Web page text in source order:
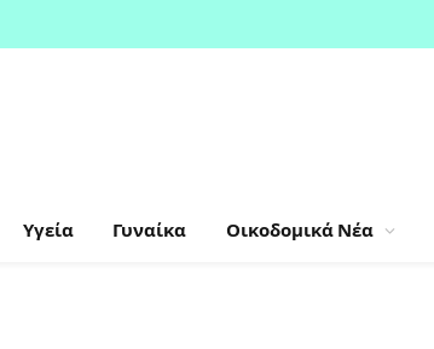
Υγεία Γυναίκα Οικοδομικά Νέα